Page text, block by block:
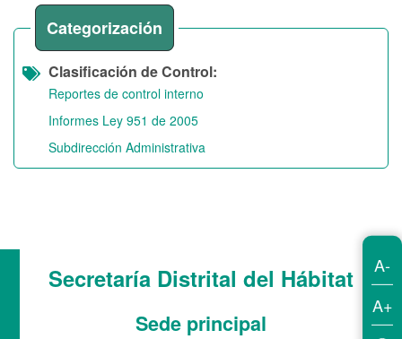
Categorización
Clasificación de Control
Reportes de control interno
Informes Ley 951 de 2005
Subdirección Administrativa
Secretaría Distrital del Hábitat
Sede principal
A-
A+